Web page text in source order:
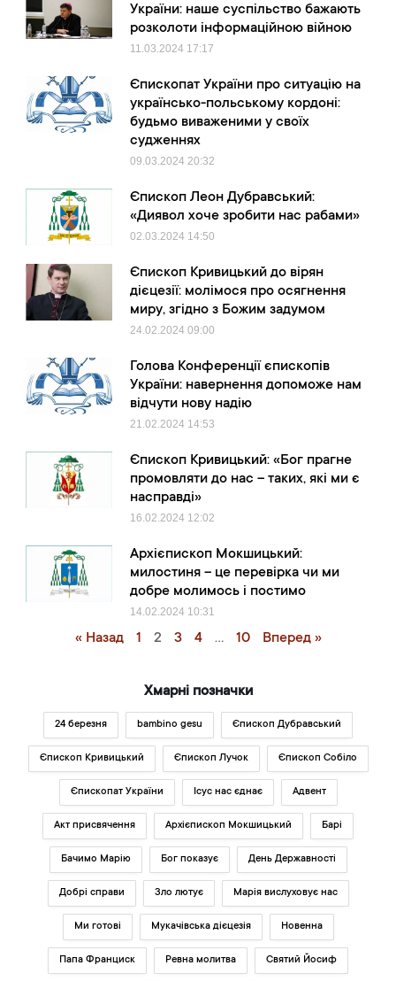
України: наше суспільство бажають
розколоти інформаційною війною
11.03.2024 17:17
Єпископат України про ситуацію на
українсько-польському кордоні:
будьмо виваженими у своїх
судженнях
09.03.2024 20:32
Єпископ Леон Дубравський:
«Диявол хоче зробити нас рабами»
02.03.2024 14:50
Єпископ Кривицький до вірян
дієцезії: молімося про осягнення
миру, згідно з Божим задумом
24.02.2024 09:00
Голова Конференції єпископів
України: навернення допоможе нам
відчути нову надію
21.02.2024 14:53
Єпископ Кривицький: «Бог прагне
промовляти до нас – таких, які ми є
насправді»
16.02.2024 12:02
Архієпископ Мокшицький:
милостиня – це перевірка чи ми
добре молимось і постимо
14.02.2024 10:31
« Назад 1 2 3 4 … 10 Вперед »
Хмарні позначки
24 березня bambino gesu Єпископ Дубравський
Єпископ Кривицький Єпископ Лучок Єпископ Собіло
Єпископат України Ісус нас єднає Адвент
Акт присвячення Архієпископ Мокшицький Барі
Бачимо Марію Бог показує День Державності
Добрі справи Зло лютує Марія вислуховує нас
Ми готові Мукачівська дієцезія Новенна
Папа Франциск Ревна молитва Святий Йосиф